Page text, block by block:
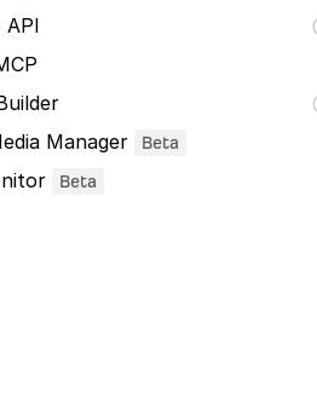
API
Manager
Beta
Beta